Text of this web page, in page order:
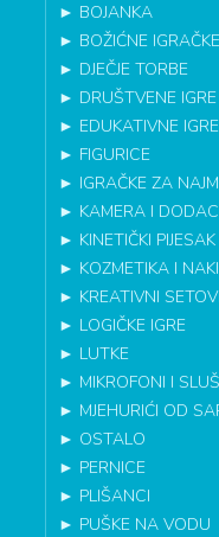
► BOJANKA
► BOŽIĆNE IGRAČKE
► DJEČJE TORBE
► DRUŠTVENE IGRE
► EDUKATIVNE IGRE
► FIGURICE
► IGRAČKE ZA
► KAMERA I
► KINETIČKI PIJESAK
► KOZMETIKA I
► KREATIVNI SETOVI
► LOGIČKE IGRE
► LUTKE
► MIKROFONI I
► MJEHURIĆI OD
► OSTALO
► PERNICE
► PLIŠANCI
► PUŠKE NA VODU